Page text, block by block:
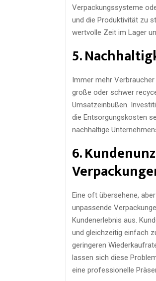
Verpackungssysteme
und die Produktivität zu
wertvolle Zeit im Lager
5.
Immer mehr
große oder schwer
Umsatzeinbußen.
die Entsorgungskosten
nachhaltige
6.
Eine oft übersehene,
unpassende
Kundenerlebnis aus.
und gleichzeitig einfach
geringeren
lassen sich diese
eine professionelle